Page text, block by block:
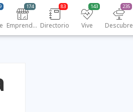
Emprendedores
174
Directorio
83
Vive
143
Descubre
235